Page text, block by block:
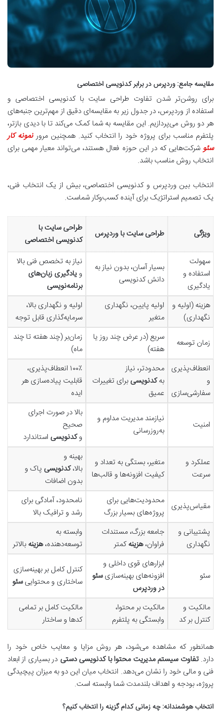
مقایسه جامع: وردپرس در برابر کدنویسی اختصاصی
برای روشن‌تر شدن تفاوت طراحی سایت با کدنویسی اختصاصی و
استفاده از وردپرس، در جدول زیر به مقایسه‌ای دقیق از مهم‌ترین جنبه‌های
هر دو روش می‌پردازیم. این مقایسه به شما کمک می‌کند تا با دیدی بازتر،
پلتفرم مناسب برای پروژه خود را انتخاب کنید. همچنین مرورنمونه کار
سئوشرکت‌هایی که در این حوزه فعال هستند، می‌تواند معیار مهمی برای
انتخاب روش مناسب باشد.
انتخاب بین وردپرس و کدنویسی اختصاصی، بیش از یک انتخاب فنی،
یک تصمیم استراتژیک برای آینده کسب‌وکار شماست.
ویژگی طراحی سایت با وردپرس
طراحی سایت با
کدنویسی اختصاصی
سهولت
استفاده و
یادگیری
بسیار آسان، بدون نیاز به
دانش کدنویسی
نیاز به تخصص فنی بالا
ویادگیری زبان‌های
برنامه‌نویسی
هزینه (اولیه و
نگهداری)
اولیه پایین، نگهداری
متغیر
اولیه و نگهداری بالا،
سرمایه‌گذاری قابل توجه
زمان توسعه
سریع (در عرض چند روز یا
هفته)
زمان‌بر (چند هفته تا چند
ماه)
انعطاف‌پذیری
و
سفارشی‌سازی
محدودتر، نیاز
بهکدنویسی برای تغییرات
عمیق
۱۰۰٪ انعطاف‌پذیری،
قابلیت پیاده‌سازی هر
ایده
امنیت
نیازمند مدیریت مداوم و
به‌روزرسانی
بالا در صورت اجرای
صحیح
وکدنویسی استاندارد
عملکرد و
سرعت
متغیر، بستگی به تعداد و
کیفیت افزونه‌ها و قالب‌ها
بهینه و
بالا،کدنویسی پاک و
بدون اضافات
مقیاس‌پذیری محدودیت‌هایی برای
پروژه‌های بسیار بزرگ
نامحدود، آمادگی برای
رشد و ترافیک بالا
پشتیبانی و
نگهداری
جامعه بزرگ، مستندات
فراوان،هزینهکمتر
وابسته به
توسعه‌دهنده،هزینه بالاتر
سئو
ابزارهای قوی داخلی و
افزونه‌های بهینه‌سازیسئو
در وردپرس
کنترل کامل بر بهینه‌سازی
ساختاری و محتواییسئو
مالکیت و
کنترل بر کد
مالکیت بر محتوا،
وابستگی به پلتفرم
مالکیت کامل بر تمامی
کدها و ساختار
همانطور که مشاهده می‌شود، هر روش مزایا و معایب خاص خود را
دارد.تفاوت سیستم مدیریت محتوا با کدنویسی دستی در بسیاری از ابعاد
فنی و مالی خود را نشان می‌دهد. انتخاب میان این دو به میزان پیچیدگی
پروژه، بودجه و اهداف بلندمدت شما وابسته است.
انتخاب هوشمندانه: چه زمانی کدام گزینه را انتخاب کنیم؟